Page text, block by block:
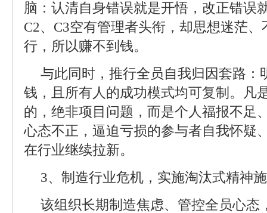
脑：认清自身错误就是开悟，改正错误
C2、C3空有管理者头衔，却思想迷茫
行，所以赚不到钱。
与此同时，推行全员自我归因套路：
钱，且所有人的成功模式均可复制。凡
的，绝非项目问题，而是个人福报不足
心态不正，逼迫亏损的参与者自我怀疑
在行业继续拉新。
3、制造行业危机，实施淘汰式精神
该组织长期制造焦虑、管控全员心态